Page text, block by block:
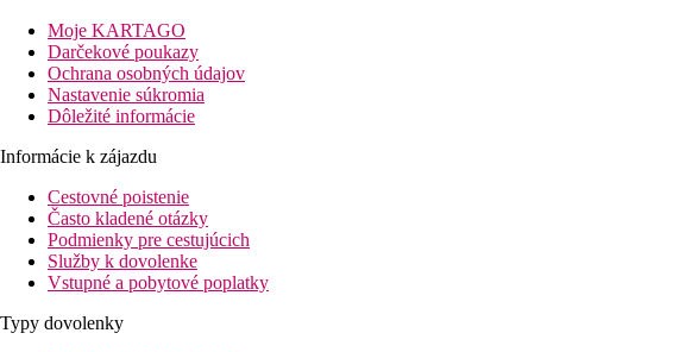
Vzdialenosť
pláže: 150 m
letisko: 33 km Preveza
centrá: 0.1 km
nákupných možností: 0 mv mieste
Popis izby
Dvojlôžková izba
kúpeľňa/WC, sprcha, sušič vlasov
klimatizácia (zadarmo)
TV
chladnička (zadarmo)
trezor (zadarmo)
Moje KARTAGO
Darčekové poukazy
Ochrana osobných údajov
Nastavenie súkromia
Dôležité informácie
Informácie k zájazdu
Cestovné poistenie
Často kladené otázky
Podmienky pre cestujúcich
Služby k dovolenke
Vstupné a pobytové poplatky
Typy dovolenky